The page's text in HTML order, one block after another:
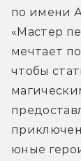
по имени
«Мастер
мечтает
чтобы
юные